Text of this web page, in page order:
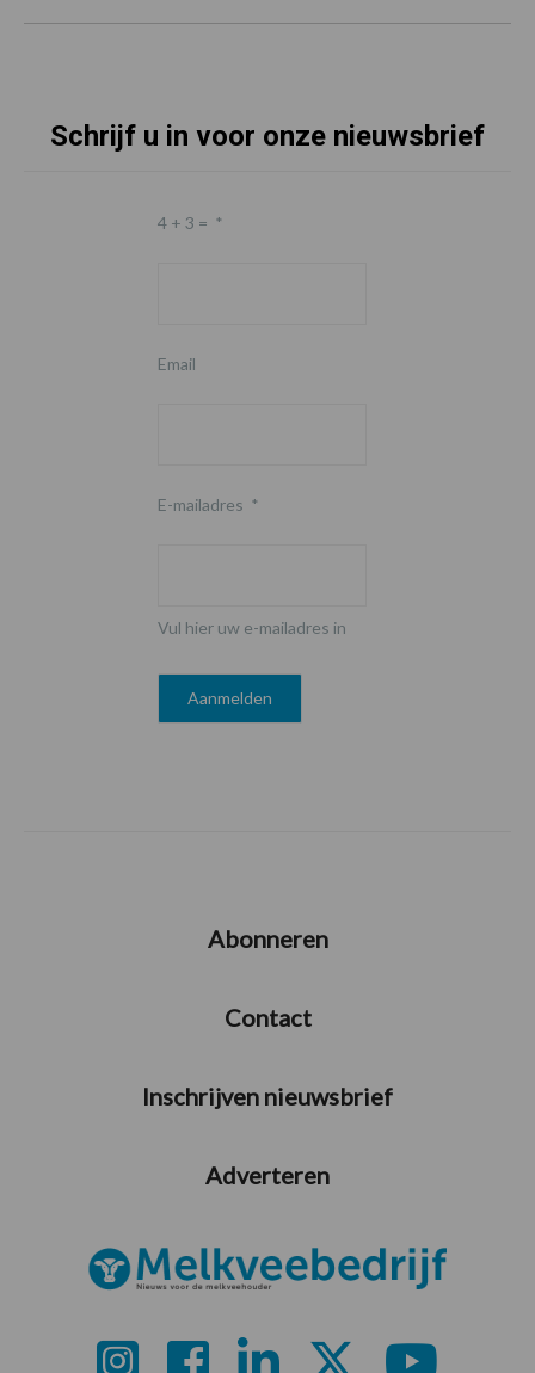
Schrijf u in voor onze nieuwsbrief
4 + 3 = *
Email
E-mailadres *
Vul hier uw e-mailadres in
Abonneren
Contact
Inschrijven nieuwsbrief
Adverteren